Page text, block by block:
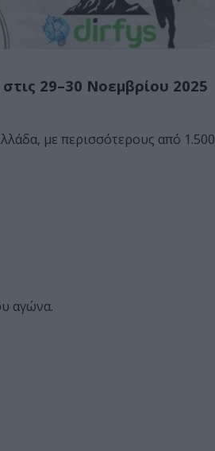
29–30 Νοεμβρίου 2025
με περισσότερους από 1.500
αγώνα.